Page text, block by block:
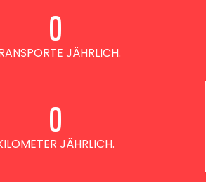
JÄHRLICH.
0
JÄHRLICH.
0